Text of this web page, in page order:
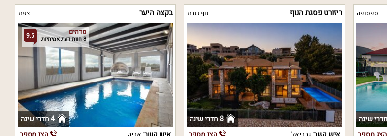
ספסופה ריזורט פסגת הנוף נוף כנרת
8 חדרי שינה
בקצה היער צפת
9.5 מדהים
8 חוות דעת אמיתיות
4 חדרי שינה